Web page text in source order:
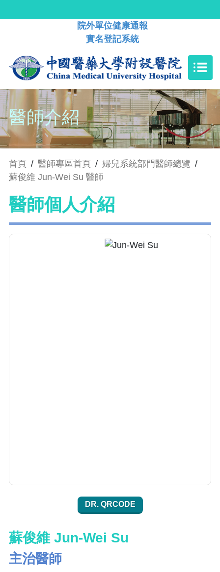
院外單位健康通報
實名登記系統
醫師介紹
首頁 / 醫師專區首頁 / 婦兒系統部門醫師總覽 /
蘇俊維 Jun-Wei Su 醫師
醫師個人介紹
DR. QRCODE
蘇俊維 Jun-Wei Su
主治醫師